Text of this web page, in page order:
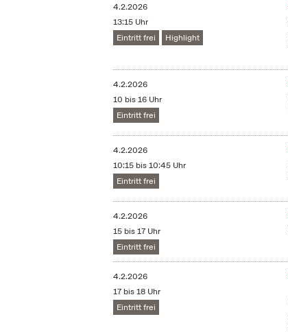
4.2.2026
13:15 Uhr
Eintritt frei
Highlight
4.2.2026
10 bis 16 Uhr
Eintritt frei
4.2.2026
10:15 bis 10:45 Uhr
Eintritt frei
4.2.2026
15 bis 17 Uhr
Eintritt frei
4.2.2026
17 bis 18 Uhr
Eintritt frei